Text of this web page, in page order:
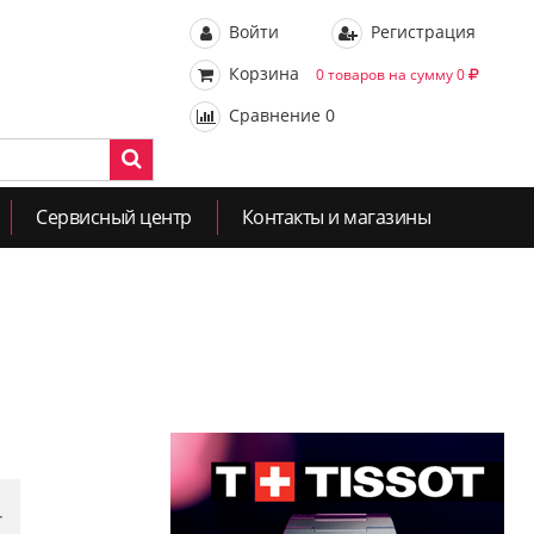
Войти
Регистрация
Корзина
0 товаров на сумму 0
Сравнение 0
Сервисный центр Контакты и магазины